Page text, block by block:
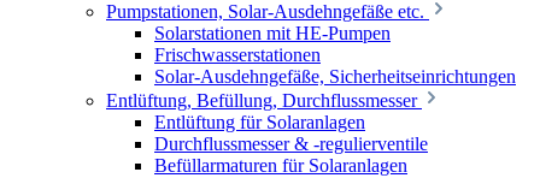
Pumpstationen, Solar-Ausdehngefäße etc.
Solarstationen mit HE-Pumpen
Frischwasserstationen
Solar-Ausdehngefäße, Sicherheitseinrichtungen
Entlüftung, Befüllung, Durchflussmesser
Entlüftung für Solaranlagen
Durchflussmesser & -regulierventile
Befüllarmaturen für Solaranlagen